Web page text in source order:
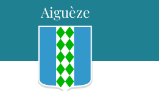
Panneau de gestion des cookies
Menu principalAiguèze